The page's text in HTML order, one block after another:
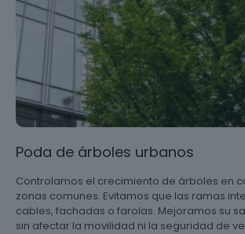
Poda de árboles urbanos
Controlamos el crecimiento de árboles en
zonas comunes. Evitamos que las ramas
cables, fachadas o farolas. Mejoramos su
sin afectar la movilidad ni la seguridad de